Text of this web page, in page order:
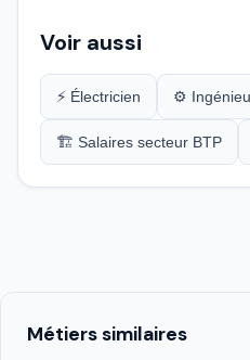
Voir aussi
⚡ Électricien ⚙️
🏗️ Salaires secteur BTP
Métiers similaires